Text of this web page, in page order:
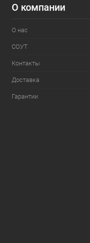
О компании
О нас
СОУТ
Контакты
Доставка
Гарантии